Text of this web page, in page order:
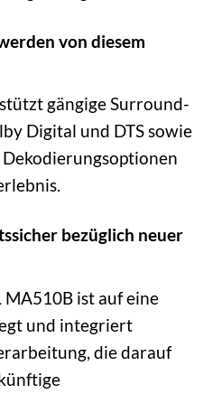
von diesem
gängige Surround-
Digital und DTS sowie
bezüglich neuer
ist auf eine
und integriert
die darauf